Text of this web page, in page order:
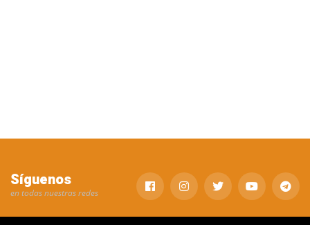
Síguenos
en todas nuestras redes